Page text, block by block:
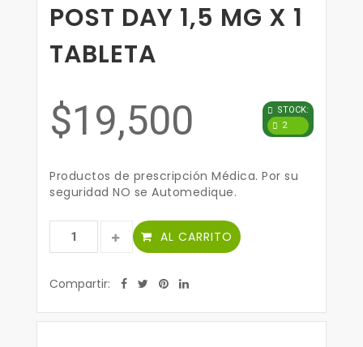
POST DAY 1,5 MG X 1
TABLETA
$19,500
STOCK:
2
Productos de prescripción Médica. Por su
seguridad NO se Automedique.
AL CARRITO
Compartir: